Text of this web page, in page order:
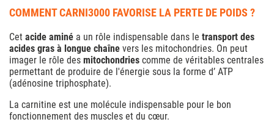
COMMENT CARNI3000 FAVORISE LA PERTE DE POIDS ?
Cet acide aminé a un rôle indispensable dans le transport des
acides gras à longue chaîne vers les mitochondries. On peut
imager le rôle des mitochondries comme de véritables centrales
permettant de produire de l'énergie sous la forme d’ ATP
(adénosine triphosphate).
La carnitine est une molécule indispensable pour le bon
fonctionnement des muscles et du cœur.